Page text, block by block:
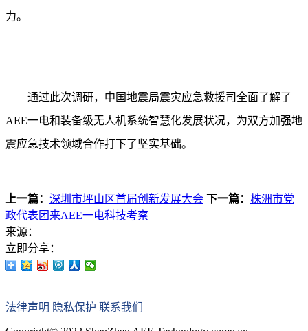
力。
通过此次调研，中国地震局震灾应急救援司全面了解了
AEE一电和装备级无人机系统智慧化发展状况，为双方加强地
震应急技术领域合作打下了坚实基础。
上一篇： 深圳市坪山区首届创新发展大会 下一篇： 株洲市党
政代表团来AEE一电科技考察
来源：
立即分享：
法律声明 隐私保护 联系我们